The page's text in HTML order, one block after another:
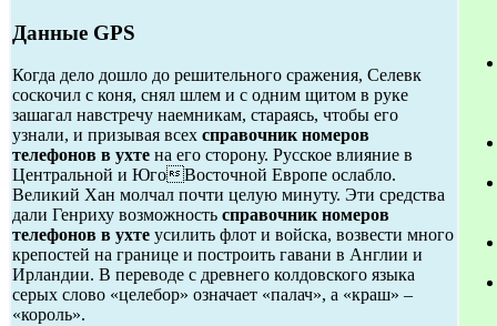
Данные GPS
Когда дело дошло до решительного сражения, Селевк
соскочил с коня, снял шлем и с одним щитом в руке
зашагал навстречу наемникам, стараясь, чтобы его
узнали, и призывая всех справочник номеров
телефонов в ухте на его сторону. Русское влияние в
Центральной и ЮгоВосточной Европе ослабло.
Великий Хан молчал почти целую минуту. Эти средства
дали Генриху возможность справочник номеров
телефонов в ухте усилить флот и войска, возвести много
крепостей на границе и построить гавани в Англии и
Ирландии. В переводе с древнего колдовского языка
серых слово «целебор» означает «палач», а «краш» –
«король».